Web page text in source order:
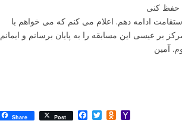
حفظ کنی
ادامه دهم. اعلام می کنم که می خواهم با
بر عیسی این مسابقه را به پایان برسانم و ایمانم
آمین
Share Post Facebook
TwitterOdnoklassniki